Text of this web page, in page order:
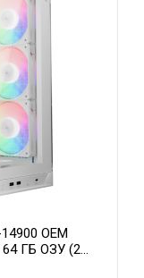
OEM
64 ГБ ОЗУ (2